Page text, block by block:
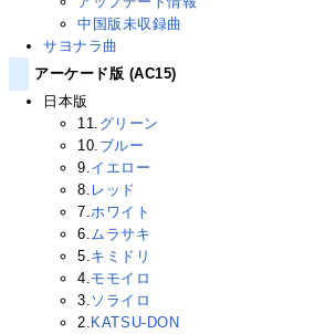
中国版未収録曲
サヨナラ曲
アーケード版 (AC15)
日本版
11. グリーン
10. ブルー
9. イエロー
8. レッド
7. ホワイト
6. ムラサキ
5. キミドリ
4. モモイロ
3. ソライロ
2. KATSU-DON